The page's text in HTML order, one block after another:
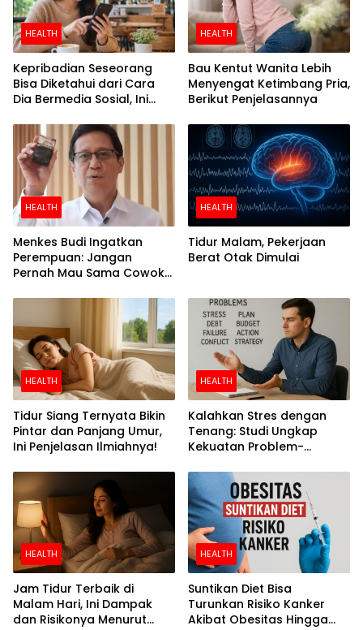
HEALTH
Kepribadian Seseorang
Bisa Diketahui dari Cara
Dia Bermedia Sosial, Ini
HEALTH
Bau Kentut Wanita Lebih
Menyengat Ketimbang Pria,
Berikut Penjelasannya
HEALTH
Menkes Budi Ingatkan
Perempuan: Jangan
Pernah Mau Sama Cowok
HEALTH
Tidur Malam, Pekerjaan
Berat Otak Dimulai
HEALTH
Tidur Siang Ternyata Bikin
Pintar dan Panjang Umur,
Ini Penjelasan Ilmiahnya!
HEALTH
Kalahkan Stres dengan
Tenang: Studi Ungkap
Kekuatan Problem-
HEALTH
Jam Tidur Terbaik di
Malam Hari, Ini Dampak
dan Risikonya Menurut
HEALTH
Suntikan Diet Bisa
Turunkan Risiko Kanker
Akibat Obesitas Hingga